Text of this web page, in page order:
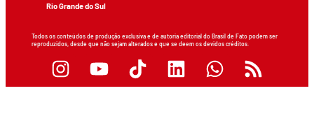
Rio Grande do Sul
Todos os conteúdos de produção exclusiva e de autoria editorial do Brasil de Fato podem ser
reproduzidos, desde que não sejam alterados e que se deem os devidos créditos.